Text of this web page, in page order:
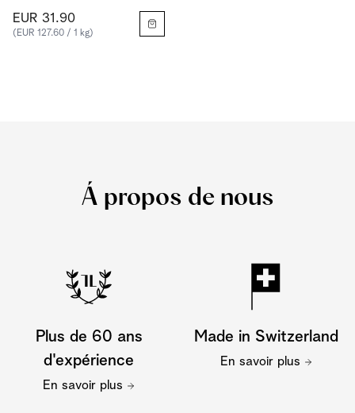
EUR 31.90
(EUR 127.60 / 1 kg)
Á propos de nous
Plus de 60 ans
d'expérience
En savoir plus
Made in Switzerland
En savoir plus